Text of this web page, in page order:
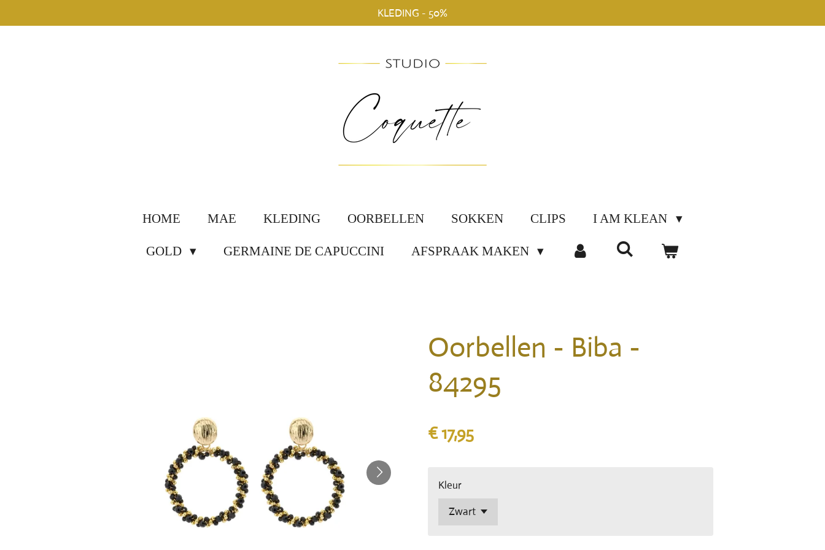
direct
KLEDING - 50%
HOME MAE KLEDING OORBELLEN SOKKEN CLIPS I AM KLEAN
GOLD GERMAINE DE CAPUCCINI AFSPRAAK MAKEN
Oorbellen - Biba -
84295
€ 17,95
Kleur